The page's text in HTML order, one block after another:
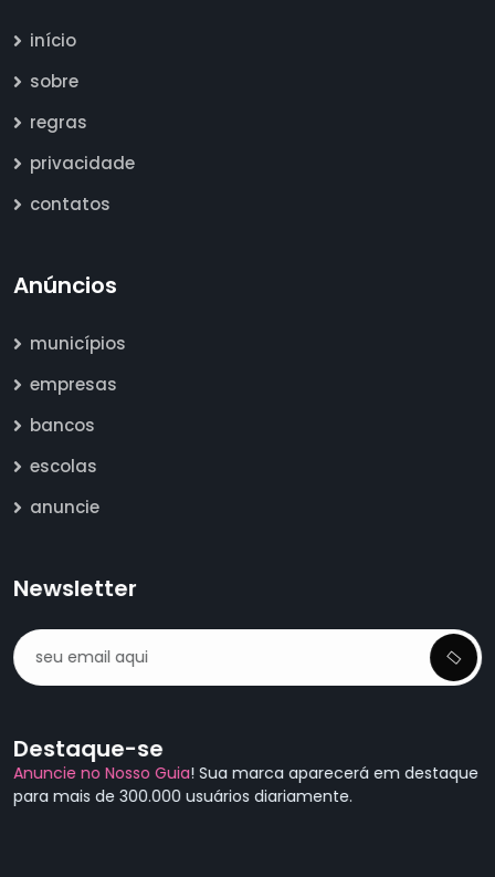
início
sobre
regras
privacidade
contatos
Anúncios
municípios
empresas
bancos
escolas
anuncie
Newsletter
Destaque-se
Anuncie no Nosso Guia! Sua marca aparecerá em destaque
para mais de 300.000 usuários diariamente.